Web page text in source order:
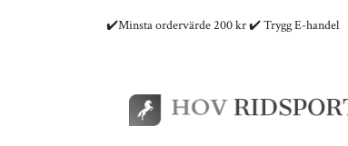
✔️Minsta ordervärde 200 kr ✔️ Trygg E-handel